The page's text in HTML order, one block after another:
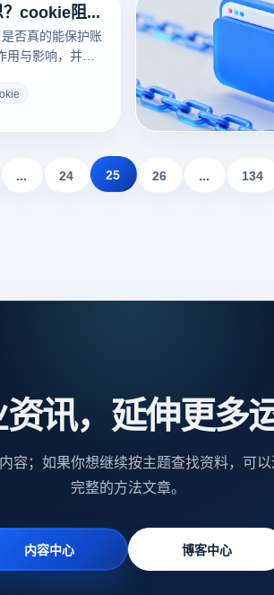
阻止cookie是什么意思？cookie阻止好还是不阻止好？
否真的能保护账
用与影响，并分
... 24 25 26 ... 134
讯，延伸更多
容；如果你想继续按主题查找资料，可
完整的方法文章。
内容中心 博客中心